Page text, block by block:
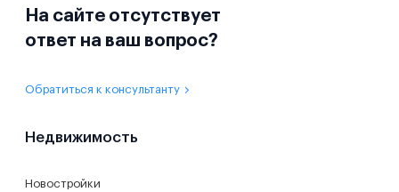
На сайте отсутствует
ответ на ваш вопрос?
Обратиться к консультанту
Недвижимость
Новостройки